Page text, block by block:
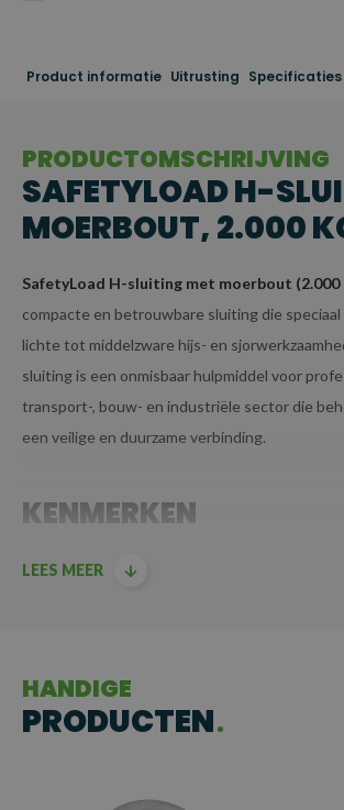
Product informatie Uitrusting Specificaties
PRODUCTOMSCHRIJVING
SAFETYLOAD H-
MOERBOUT, 2.000
SafetyLoad H-sluiting met moerbout (2.000
compacte en betrouwbare sluiting die
lichte tot middelzware hijs- en
sluiting is een onmisbaar hulpmiddel voor
transport-, bouw- en industriële sector die
een veilige en duurzame verbinding.
KENMERKEN
Werkbelasting van 2.000 kg
verzinkt staal voor optimale bescherming
slijtage.
LEES MEER
HANDIGE
PRODUCTEN